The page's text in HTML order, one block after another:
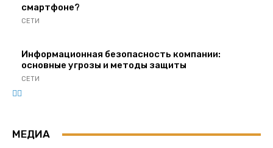
смартфоне?
СЕТИ
Информационная безопасность компании:
основные угрозы и методы защиты
СЕТИ
МЕДИА